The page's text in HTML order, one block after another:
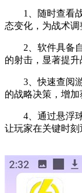
1、随时查看战
态变化，为战术调
2、软件具备自
的射击，显著提升
3、快速查阅游
的战略决策，增加
4、通过悬浮球
让玩家在关键时刻